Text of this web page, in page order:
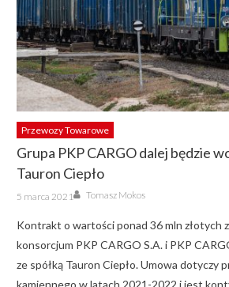
Przewozy Towarowe
Grupa PKP CARGO dalej będzie
Tauron Ciepło
Posted
on
5 marca 2021 Author
Tomasz Mokos
Kontrakt o wartości ponad 36 mln złotych
konsorcjum PKP CARGO S.A. i PKP
ze spółką Tauron Ciepło. Umowa dotyczy
kamiennego w latach 2021-2022 i jest